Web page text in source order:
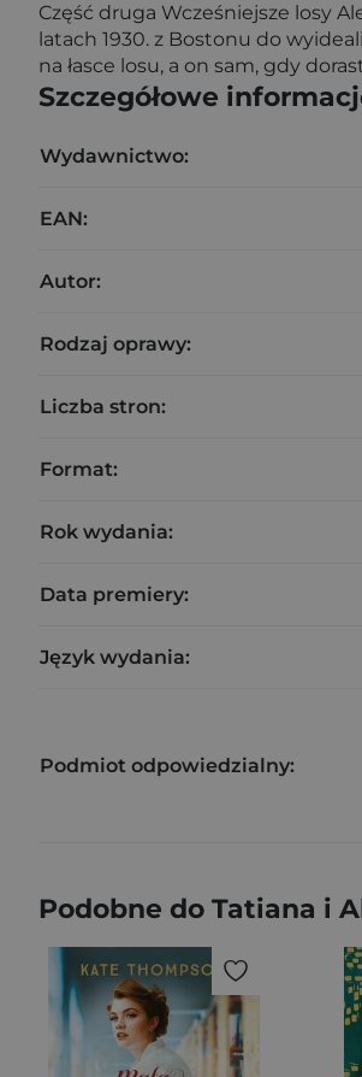
Część druga Wcześniejsze losy
latach 1930. z Bostonu do
na łasce losu, a on sam, gdy
Szczegółowe
Wydawnictwo:
EAN:
Autor:
Rodzaj oprawy:
Liczba stron:
Format:
Rok wydania:
Data premiery:
Język wydania:
Podmiot odpowiedzialny:
Podobne do Tatiana i